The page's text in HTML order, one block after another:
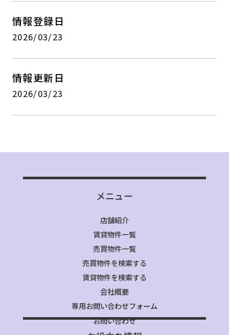
情報登録日
2026/03/23
情報更新日
2026/03/23
メニュー
店舗紹介
賃貸物件一覧
売買物件一覧
売買物件を検索する
賃貸物件を検索する
会社概要
専用お問い合わせフォーム
お問い合わせ